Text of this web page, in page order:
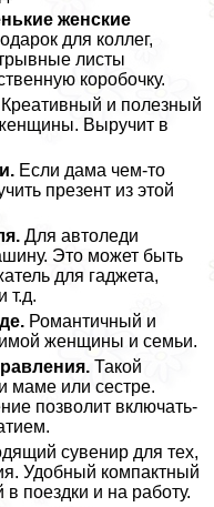
женские
для коллег,
листы
коробочку.
Креативный и полезный
Выручит в
Если дама чем-то
презент из этой
Для автоледи
Это может быть
для гаджета,
т.д.
Романтичный и
женщины и семьи.
Такой
маме или сестре.
позволит включать-
сувенир для тех,
Удобный компактный
поездки и на работу.